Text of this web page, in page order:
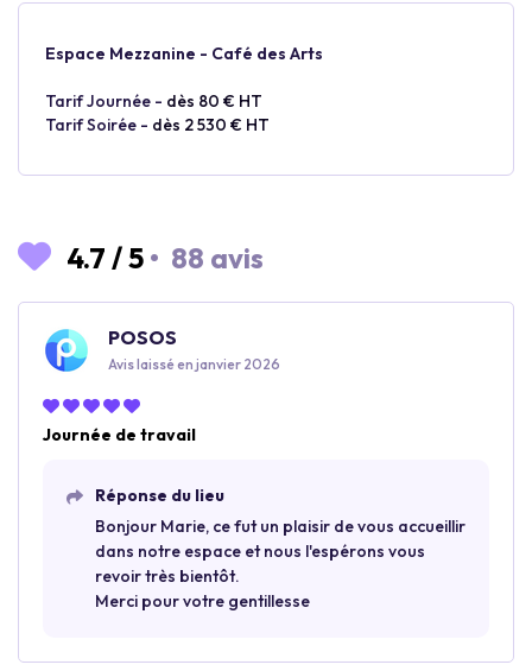
Espace Mezzanine - Café des Arts
Tarif Journée - dès 80 € HT
Tarif Soirée - dès 2 530 € HT
4.7 /5 • 88 avis
POSOS
Avis laissé en janvier 2026
Journée de travail
Réponse du lieu
Bonjour Marie, ce fut un plaisir de vous accueillir
dans notre espace et nous l'espérons vous
revoir très bientôt.
Merci pour votre gentillesse